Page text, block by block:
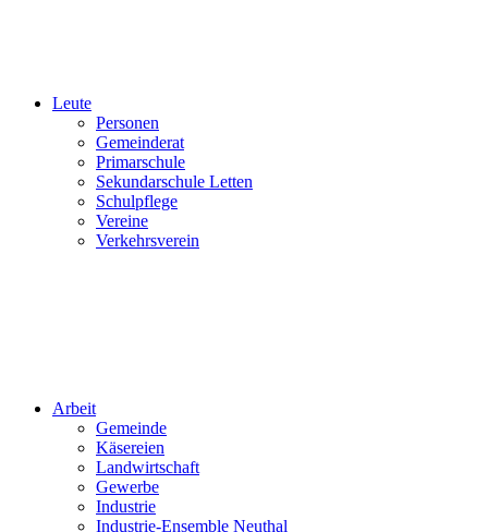
Leute
Personen
Gemeinderat
Primarschule
Sekundarschule Letten
Schulpflege
Vereine
Verkehrsverein
Arbeit
Gemeinde
Käsereien
Landwirtschaft
Gewerbe
Industrie
Industrie-Ensemble Neuthal